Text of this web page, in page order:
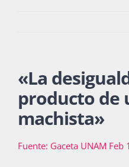
La
«La
producto de
machista»
Fuente: Gaceta UNAM Feb